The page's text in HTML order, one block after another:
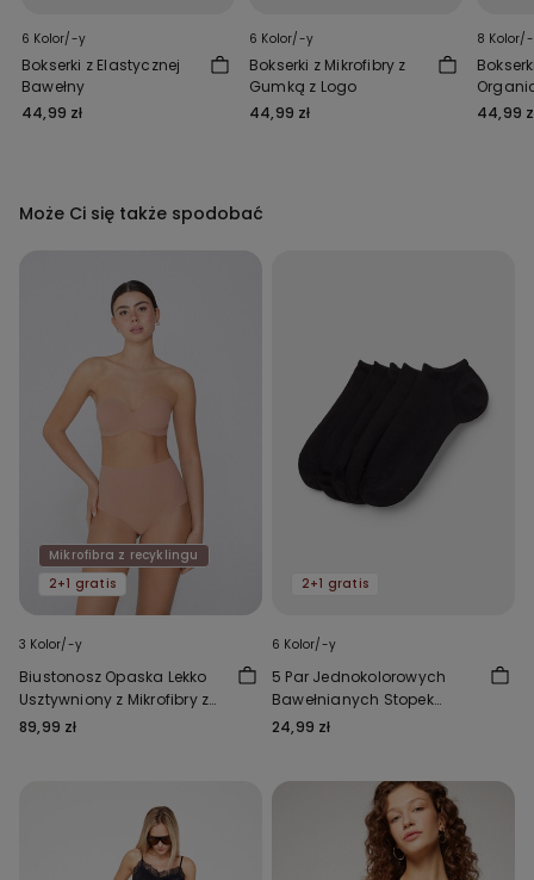
6 Kolor/-y
Bokserki z Elastycznej
Bawełny
44,99 zł
6 Kolor/-y
Bokserki z Mikrofibry z
Gumką z Logo
44,99 zł
8
44,99
Może Ci się także spodobać
Mikrofibra z recyklingu
2+1 gratis
3 Kolor/-y
Biustonosz Opaska Lekko
Usztywniony z Mikrofibry z
Recyklingu Full Coverage
89,99 zł
2+1 gratis
6 Kolor/-y
5 Par Jednokolorowych
Bawełnianych Stopek
Unisex
24,99 zł